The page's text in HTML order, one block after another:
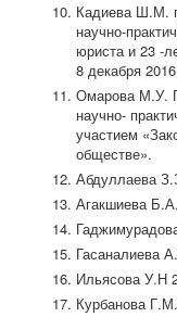
Кадиева Ш.М.
научно-
юриста и 23 -
8 декабря
Омарова М.У.
научно-
участием
обществе».
Абдуллаева
Агакшиева
Гасаналиева
Ильясова У.Н
Курбанова